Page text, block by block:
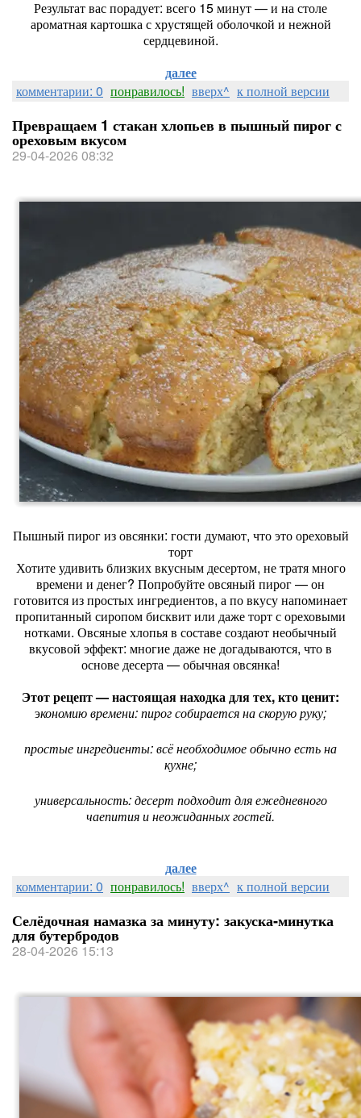
Результат вас порадует: всего 15 минут — и на столе
ароматная картошка с хрустящей оболочкой и нежной
сердцевиной.
далее
комментарии: 0 понравилось! вверх^ к полной версии
Превращаем 1 стакан хлопьев в пышный пирог с
ореховым вкусом
29-04-2026 08:32
Пышный пирог из овсянки: гости думают, что это ореховый
торт
Хотите удивить близких вкусным десертом, не тратя много
времени и денег? Попробуйте овсяный пирог — он
готовится из простых ингредиентов, а по вкусу напоминает
пропитанный сиропом бисквит или даже торт с ореховыми
нотками. Овсяные хлопья в составе создают необычный
вкусовой эффект: многие даже не догадываются, что в
основе десерта — обычная овсянка!
Этот рецепт — настоящая находка для тех, кто ценит:
экономию времени: пирог собирается на скорую руку;
простые ингредиенты: всё необходимое обычно есть на
кухне;
универсальность: десерт подходит для ежедневного
чаепития и неожиданных гостей.
далее
комментарии: 0 понравилось! вверх^ к полной версии
Селёдочная намазка за минуту: закуска‑минутка
для бутербродов
28-04-2026 15:13